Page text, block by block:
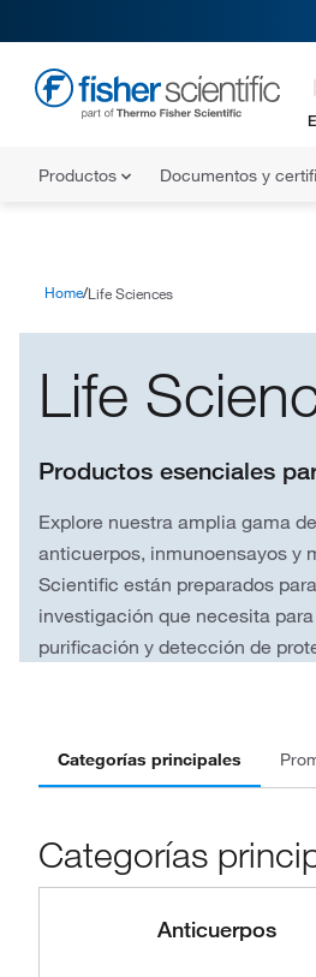
Productos Documentos y
Home Life Sciences
Life
Productos esenciales
Explore nuestra amplia gama
anticuerpos, inmunoensayos y
Scientific están preparados
investigación que necesita
purificación y detección de
Categorías principales
Categorías
Anticuerpos